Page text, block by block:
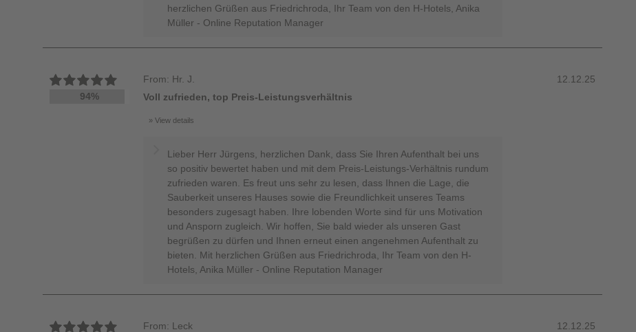
herzlichen Grüßen aus Friedrichroda, Ihr Team von den H-Hotels, Anika
Müller - Online Reputation Manager
94%
From: Hr. J.
Voll zufrieden, top Preis-Leistungsverhältnis
View details
Lieber Herr Jürgens, herzlichen Dank, dass Sie Ihren Aufenthalt bei uns
so positiv bewertet haben und mit dem Preis-Leistungs-Verhältnis rundum
zufrieden waren. Es freut uns sehr zu lesen, dass Ihnen die Lage, die
Sauberkeit unseres Hauses sowie die Freundlichkeit unseres Teams
besonders zugesagt haben. Ihre lobenden Worte sind für uns Motivation
und Ansporn zugleich. Wir hoffen, Sie bald wieder als unseren Gast
begrüßen zu dürfen und Ihnen erneut einen angenehmen Aufenthalt zu
bieten. Mit herzlichen Grüßen aus Friedrichroda, Ihr Team von den H-
Hotels, Anika Müller - Online Reputation Manager
12.12.25
From: Leck
12.12.25